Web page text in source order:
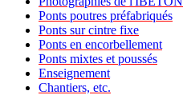
Ponts poutres préfabriqués
Ponts sur cintre fixe
Ponts en encorbellement
Ponts mixtes et poussés
Enseignement
Chantiers, etc.